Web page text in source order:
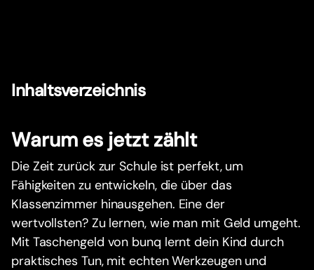
Inhaltsverzeichnis
Warum es jetzt zählt
Die Zeit zurück zur Schule ist perfekt, um
Fähigkeiten zu entwickeln, die über das
Klassenzimmer hinausgehen. Eine der
wertvollsten? Zu lernen, wie man mit Geld umgeht.
Mit Taschengeld von bunq lernt dein Kind durch
praktisches Tun, mit echten Werkzeugen und